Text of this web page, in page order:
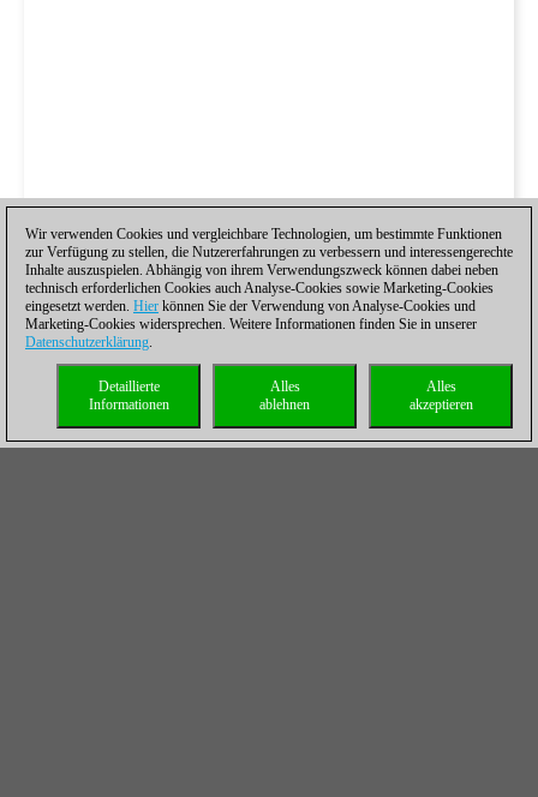
Wir verwenden Cookies und vergleichbare Technologien, um bestimmte Funktionen
zur Verfügung zu stellen, die Nutzererfahrungen zu verbessern und interessengerechte
Inhalte auszuspielen. Abhängig von ihrem Verwendungszweck können dabei neben
technisch erforderlichen Cookies auch Analyse-Cookies sowie Marketing-Cookies
eingesetzt werden. Hier können Sie der Verwendung von Analyse-Cookies und
Marketing-Cookies widersprechen. Weitere Informationen finden Sie in unserer
Datenschutzerklärung.
Alles
akzeptieren
Alles
ablehnen
Detaillierte
Informationen